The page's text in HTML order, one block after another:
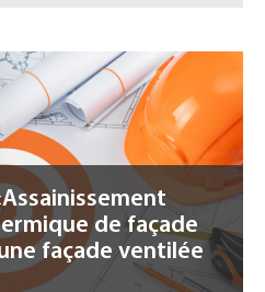
de façade
façade ventilée